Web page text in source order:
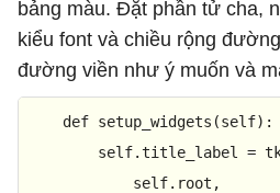
bảng màu. Đặt phần tử cha,
kiểu font và chiều rộng
đường viền như ý muốn và
def setup_widgets (self):
self.title_label =
            self.root,